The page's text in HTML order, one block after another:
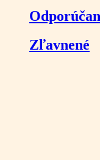
Zľavnené